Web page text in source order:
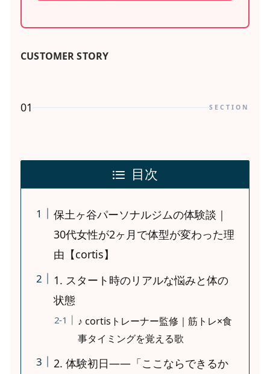
CUSTOMER STORY
01 SECTION
目次
保土ヶ谷パーソナルジムの体験談｜
30代女性が2ヶ月で体型が変わった理
由【cortis】
1. スタート時のリアルな悩みと体の
状態
♪ cortisトレーナー監修｜筋トレ×食
事タイミングを覚える歌
2. 体験初日——「ここならできるか